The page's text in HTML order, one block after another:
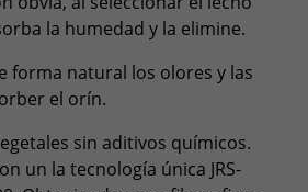
la humedad y la elimine.
forma natural los olores y las
el orín.
sin aditivos químicos.
un la tecnología única JRS-